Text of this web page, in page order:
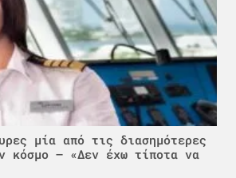
μία από τις διασημότερες
κόσμο – «Δεν έχω τίποτα να